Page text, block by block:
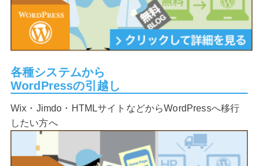
各種システムから
WordPressの引越し
Wix・Jimdo・HTMLサイトなどからWordPressへ移行
したい方へ